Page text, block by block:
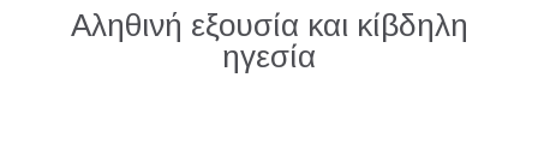
Αληθινή εξουσία και κίβδηλη
ηγεσία